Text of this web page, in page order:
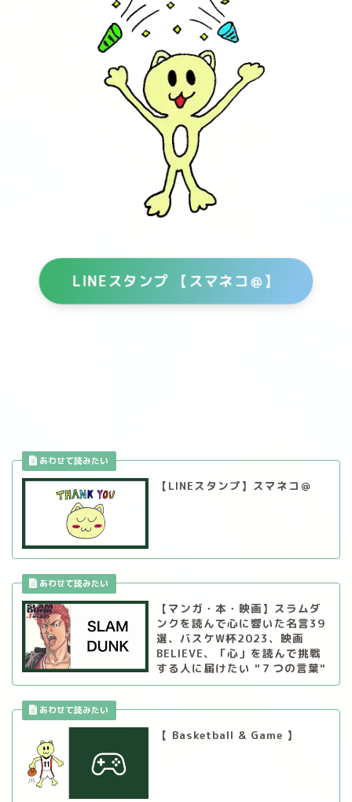
LINEスタンプ 【スマネコ＠】
【LINEスタンプ】スマネコ＠
【マンガ・本・映画】スラムダ
ンクを読んで心に響いた名言39
選、バスケW杯2023、映画
BELIEVE、「心」を読んで挑戦
する人に届けたい "７つの言葉"
【 Basketball & Game 】